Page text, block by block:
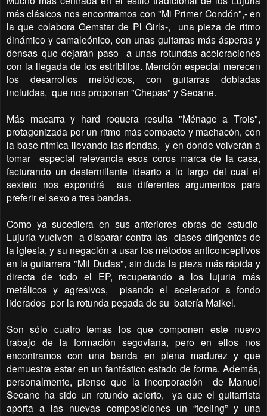
más clásicos nos encontramos con "Mi Primer Condón",- en
la que colabora Gemstar de Pl Girls-,
una pieza de ritmo
dinámico y camaleónico, con unas guitarras más ásperas y
densas que dejarán paso
a unas rotundas aceleraciones
con la llegada de los estribillos. Mención especial merecen
los desarrollos melódicos, con guitarras dobladas
incluidas, que nos proponen "Chepas" y Seoane.
Más macarra y hard roquera resulta "Ménage a Trois",
protagonizada por un ritmo más compacto y machacón, con
la base rítmica llevando las riendas, y en donde volverán a
tomar
especial relevancia esos coros marca de la casa,
facturando un desternillante ideario a lo largo del cual el
sexteto nos expondrá
sus diferentes argumentos para
preferir el sexo a tres bandas.
Como ya sucediera en sus anteriores obras de estudio
Lujuria vuelven a disparar contra las clases dirigentes de
la iglesia, y su negación a usar los métodos anticonceptivos
en la guitarrera "Mil Dudas", sin duda la pieza más rápida y
directa de todo el EP, recuperando a los lujuria más
metálicos y agresivos,
pisando el acelerador a fondo
liderados por la rotunda pegada de su batería Maikel.
Son sólo cuatro temas los que componen este nuevo
trabajo de la formación segoviana, pero en ellos nos
encontramos con una banda en plena madurez y que
demuestra estar en un fantástico estado de forma. Además,
personalmente, pienso que la incorporación
de Manuel
Seoane ha sido un rotundo acierto,
ya que el guitarrista
aporta a las nuevas composiciones un “feeling” y una